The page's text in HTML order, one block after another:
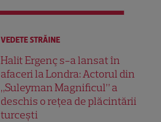
VEDETE STRĂINE
Halit Ergenç s-a lansat în
afaceri la Londra: Actorul din
„Suleyman Magnificul” a
deschis o rețea de plăcintării
turcești